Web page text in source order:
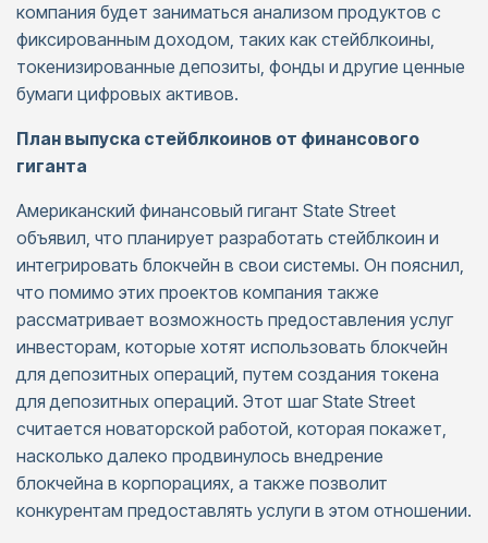
компания будет заниматься анализом продуктов с
фиксированным доходом, таких как стейблкоины,
токенизированные депозиты, фонды и другие ценные
бумаги цифровых активов.
План выпуска стейблкоинов от финансового
гиганта
Американский финансовый гигант State Street
объявил, что планирует разработать стейблкоин и
интегрировать блокчейн в свои системы. Он пояснил,
что помимо этих проектов компания также
рассматривает возможность предоставления услуг
инвесторам, которые хотят использовать блокчейн
для депозитных операций, путем создания токена
для депозитных операций. Этот шаг State Street
считается новаторской работой, которая покажет,
насколько далеко продвинулось внедрение
блокчейна в корпорациях, а также позволит
конкурентам предоставлять услуги в этом отношении.